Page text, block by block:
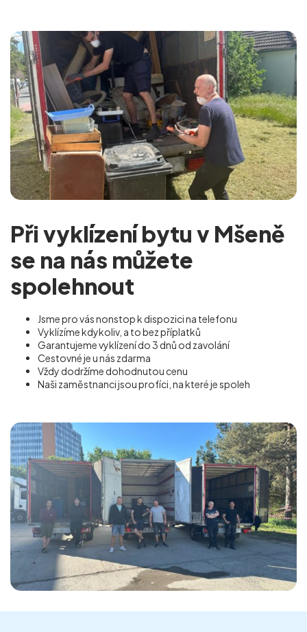
Při vyklízení bytu v Mšeně
se na nás můžete
spolehnout
Jsme pro vás nonstop k dispozici na telefonu
Vyklízíme kdykoliv, a to bez příplatků
Garantujeme vyklízení do 3 dnů od zavolání
Cestovné je u nás zdarma
Vždy dodržíme dohodnutou cenu
Naši zaměstnanci jsou profíci, na které je spoleh